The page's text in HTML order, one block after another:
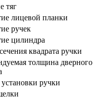
тяг
лицевой планки
ручек
цилиндра
квадрата ручки
толщина дверного
ручки